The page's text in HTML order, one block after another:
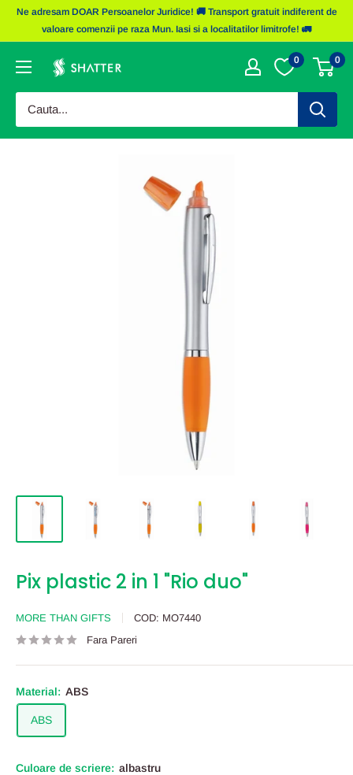
SaritiNe adresam DOAR Persoanelor Juridice! 🚚 Transport gratuit indiferent de
valoare comenzii pe raza Mun. Iasi si a localitatilor limitrofe! 🚛
Obiecte
Shatter
0 0
Pix plastic 2 in 1 "Rio duo"
MORE THAN GIFTS COD: MO7440
Fara Pareri
Material: ABS
ABS
Culoare de scriere: albastru